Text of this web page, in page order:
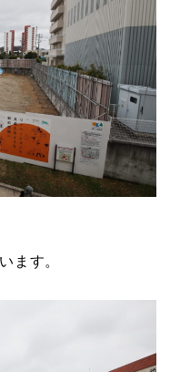
ます。